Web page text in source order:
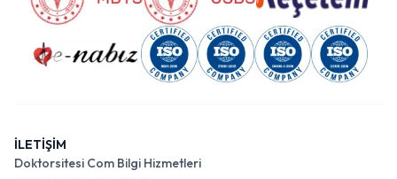
İLETİŞİM
Doktorsitesi Com Bilgi Hizmetleri